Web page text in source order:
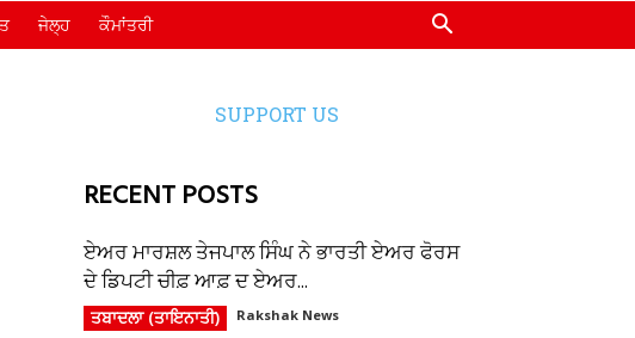
ਜੇਲ੍ਹ ਕੌਮਾਂਤਰੀ
SUPPORT US
RECENT POSTS
ਏਅਰ ਮਾਰਸ਼ਲ ਤੇਜਪਾਲ ਸਿੰਘ ਨੇ ਭਾਰਤੀ ਏਅਰ ਫੋਰਸ
ਦੇ ਡਿਪਟੀ ਚੀਫ਼ ਆਫ਼ ਦ ਏਅਰ...
ਤਬਾਦਲਾ (ਤਾਇਨਾਤੀ) Rakshak News